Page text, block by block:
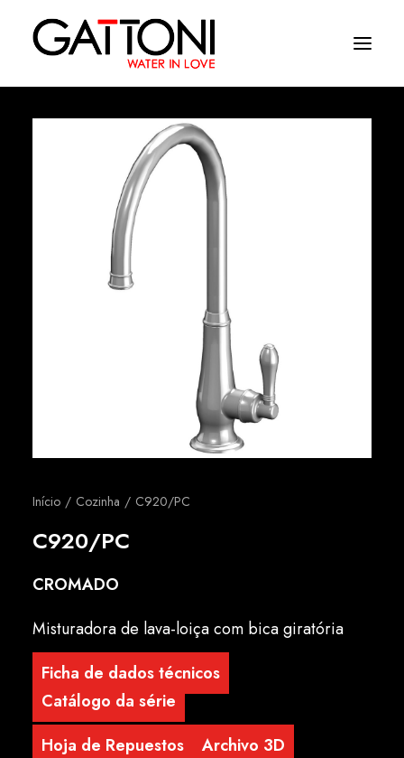
Acabamentos
Início Cozinha C920/PC
C920/PC
CROMADO
Misturadora de lava-loiça com bica giratória
Ficha de dados técnicos
Catálogo da série
Hoja de Repuestos
Archivo 3D